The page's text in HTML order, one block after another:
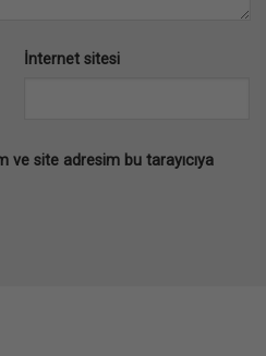
İnternet sitesi
ve site adresim bu tarayıcıya